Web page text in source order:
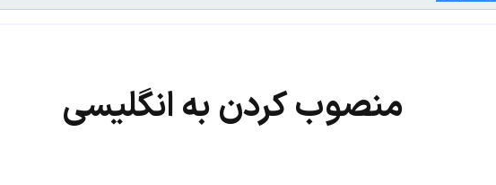
منصوب کردن به انگلیسی